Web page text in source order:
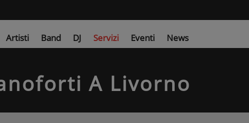
Artisti Band DJ Servizi Eventi News
A Livorno